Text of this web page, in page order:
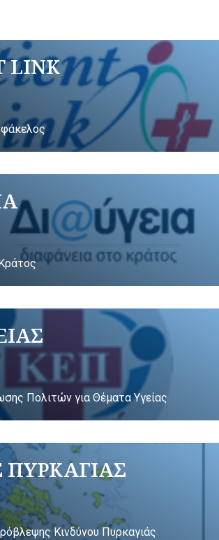
LINK
Πολιτών για Θέματα Υγείας
Κινδύνου Πυρκαγιάς